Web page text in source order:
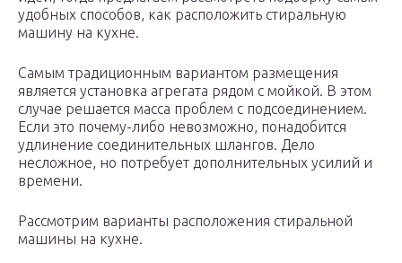
удобных способов, как расположить стиральную
машину на кухне.
Самым традиционным вариантом размещения
является установка агрегата рядом с мойкой. В этом
случае решается масса проблем с подсоединением.
Если это почему-либо невозможно, понадобится
удлинение соединительных шлангов. Дело
несложное, но потребует дополнительных усилий и
времени.
Рассмотрим варианты расположения стиральной
машины на кухне.